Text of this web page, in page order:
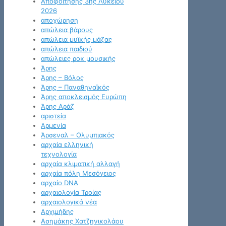
2026
αποχώρηση
απώλεια βάρους
απώλεια μυϊκής μάζας
απώλεια παιδιού
απώλειες ροκ μουσικής
Άρης
Άρης – Βόλος
Άρης – Παναθηναϊκός
Άρης αποκλεισμός Ευρώπη
Άρης Αράζ
αριστεία
Αρμενία
Άρσεναλ – Ολυμπιακός
αρχαία ελληνική
τεχνολογία
αρχαία κλιματική αλλαγή
αρχαία πόλη Μεσόγειος
αρχαίο DNA
αρχαιολογία Τροίας
αρχαιολογικά νέα
Αρχιμήδης
Ασημάκης Χατζηνικολάου